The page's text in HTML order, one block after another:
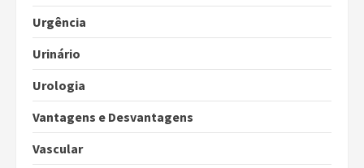
Urgência
Urinário
Urologia
Vantagens e Desvantagens
Vascular